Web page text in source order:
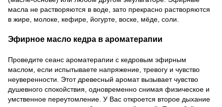
масла не растворяются в воде, зато прекрасно растворяются
в жире, молоке, кефире, йогурте, воске, мёде, соли.
Эфирное масло кедра в ароматерапии
Проведите сеанс ароматерапии с кедровым эфирным
маслом, если испытываете напряжение, тревогу и чувство
неуверенности. Этот древесный аромат вызывает чувство
душевного спокойствия, одновременно снимая физическое и
умственное переутомление. У Вас откроется второе дыхание